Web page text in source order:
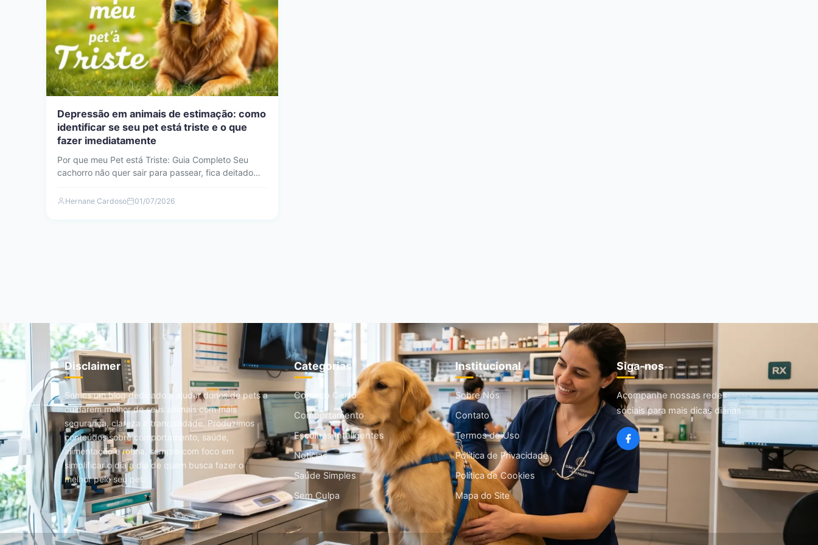
Depressão em animais de estimação: como
identificar se seu pet está triste e o que
fazer imediatamente
Por que meu Pet está Triste: Guia Completo Seu
cachorro não quer sair para passear, fica deitado
Hernane Cardoso 01/07/2026
Disclaimer
Somos um blog dedicado a ajudar donos de pets a
cuidarem melhor de seus animais com mais
segurança, clareza e tranquilidade. Produzimos
conteúdos sobre comportamento, saúde,
alimentação e rotina, sempre com foco em
simplificar o dia a dia de quem busca fazer o
melhor pelo seu pet.
Categorias
Começo Certo
Comportamento
Escolhas Inteligentes
Noticias
Saúde Simples
Sem Culpa
Institucional
Sobre Nós
Contato
Termos de Uso
Política de Privacidade
Política de Cookies
Mapa do Site
Siga-nos
Acompanhe nossas redes
sociais para mais dicas diárias.